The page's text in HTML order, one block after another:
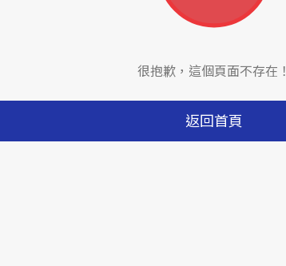
很抱歉，這個頁面不存在！
返回首頁